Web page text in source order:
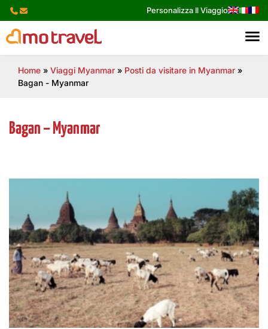
Skip
content
Personalizza Il Viaggio
Home » Viaggi Myanmar » Posti da visitare in Myanmar »
Bagan - Myanmar
Bagan – Myanmar